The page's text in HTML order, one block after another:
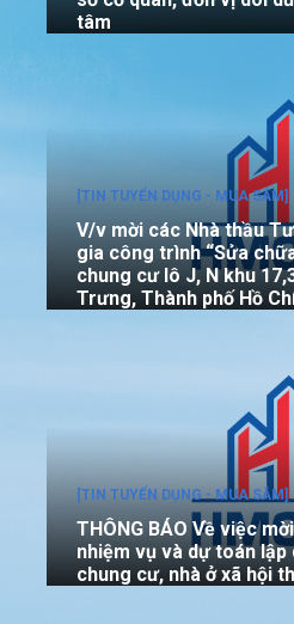
tâm
[TIN TUYỂN DỤNG - MUA SẮM]
V/v mời các Nhà thầu
gia công trình “Sửa chữa các căn hộ tại
chung cư lô J, N khu
Trưng, Thành phố Hồ
[TIN TUYỂN DỤNG - MUA SẮM]
THÔNG BÁO Về việc
nhiệm vụ và dự toán
chung cư, nhà ở xã hội